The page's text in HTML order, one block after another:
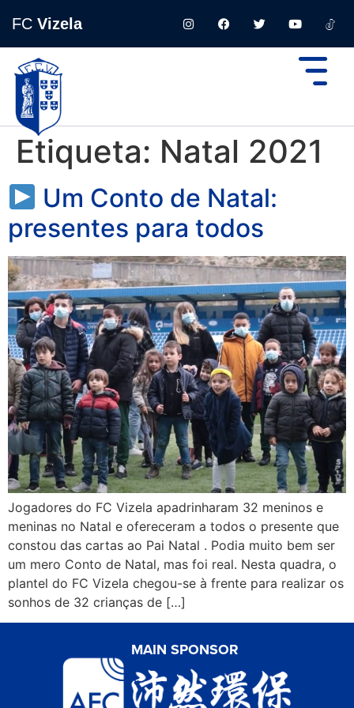
FC Vizela
Etiqueta: Natal 2021
Um Conto de Natal:
presentes para todos
Jogadores do FC Vizela apadrinharam 32 meninos e
meninas no Natal e ofereceram a todos o presente que
constou das cartas ao Pai Natal . Podia muito bem ser
um mero Conto de Natal, mas foi real. Nesta quadra, o
plantel do FC Vizela chegou-se à frente para realizar os
sonhos de 32 crianças de […]
MAIN SPONSOR